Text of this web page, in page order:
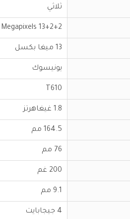
ثلاثي
13+2+2 Megapixels
13 ميغا بكسل
يونيسوك
T610
1.8 غيغاهرتز
164.5 مم
76 مم
200 غم
9.1 مم
4 جيجابايت